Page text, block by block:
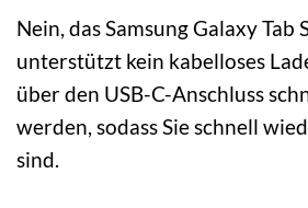
Nein, das Samsung Galaxy Tab
unterstützt kein kabelloses
über den USB-C-Anschluss
werden, sodass Sie schnell
sind.